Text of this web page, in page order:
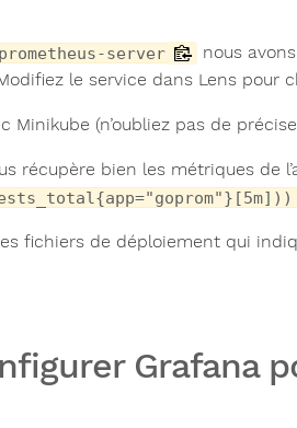
prometheus-server
nous
le service dans Lens pour
Minikube (n’oubliez pas de
récupère bien les métriques de
fichiers de déploiement qui
Grafana